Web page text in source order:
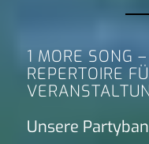
1 MORE SONG
REPERTOIRE
Unsere